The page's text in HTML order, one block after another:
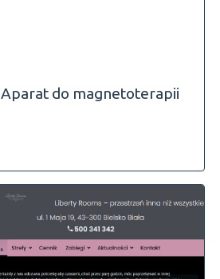
Aparat do magnetoterapii